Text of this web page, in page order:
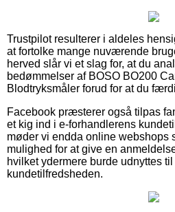
Trustpilot resulterer i aldeles
at fortolke mange nuværende
herved slår vi et slag for, at du
bedømmelser af BOSO BO200
Blodtryksmåler forud for at du
Facebook præsterer også tilpas
et kig ind i e-forhandlerens
møder vi endda online webshops
mulighed for at give en
hvilket ydermere burde udnyttes
kundetilfredsheden.